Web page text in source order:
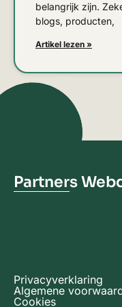
belangrijk zijn.
blogs, producten,
Artikel lezen »
Partners
Privacyverklaring
Algemene
Cookies